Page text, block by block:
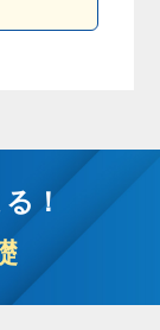
！